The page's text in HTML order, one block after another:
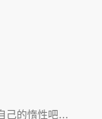
己的惰性吧…